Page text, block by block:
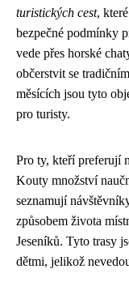
turistických cest,
bezpečné podmínky
vede přes horské
občerstvit se
měsících jsou tyto
pro turisty.
Pro ty, kteří preferují
Kouty množství
seznamují
způsobem života
Jeseníků. Tyto trasy
dětmi, jelikož